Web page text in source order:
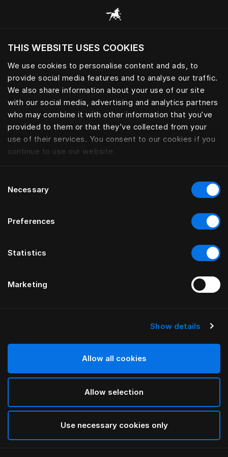
THIS WEBSITE USES COOKIES
We use cookies to personalise content and ads, to
provide social media features and to analyse our traffic.
We also share information about your use of our site
with our social media, advertising and analytics partners
who may combine it with other information that you’ve
provided to them or that they’ve collected from your
use of their services. You consent to our cookies if you
continue to use our website.
Selection
Necessary
Preferences
Statistics
Marketing
Show details
Allow all cookies
Allow selection
Use necessary cookies only
Procházet všechny kategorie
Chcete navštívit webové stránky na základě
vaší aktuální polohy?
Navštívit stránku
CHRÁNIČE MATRACÍ
Filtr
HÄSTENS
Zpět nahoru